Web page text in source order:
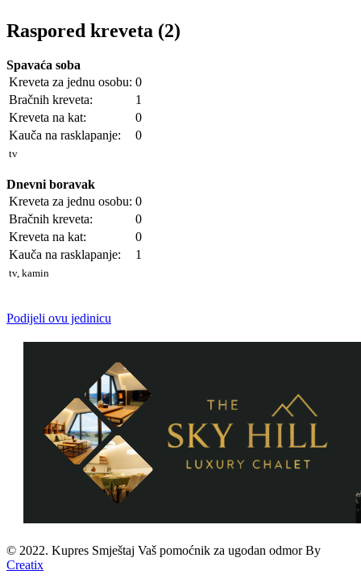
Raspored kreveta (2)
Spavaća soba
Kreveta za jednu osobu: 0
Bračnih kreveta:
1
Kreveta na kat:
0
Kauča na rasklapanje:
0
tv
Dnevni boravak
Kreveta za jednu osobu: 0
Bračnih kreveta:
0
Kreveta na kat:
0
Kauča na rasklapanje:
1
tv, kamin
Podijeli ovu jedinicu
© 2022. Kupres Smještaj Vaš pomoćnik za ugodan odmor By
Creatix